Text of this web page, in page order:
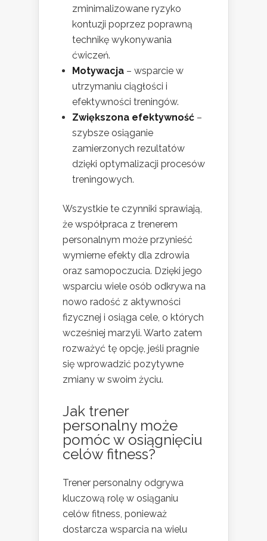
zminimalizowane ryzyko
kontuzji poprzez poprawną
technikę wykonywania
ćwiczeń.
Motywacja – wsparcie w
utrzymaniu ciągłości i
efektywności treningów.
Zwiększona efektywność –
szybsze osiąganie
zamierzonych rezultatów
dzięki optymalizacji procesów
treningowych.
Wszystkie te czynniki sprawiają,
że współpraca z trenerem
personalnym może przynieść
wymierne efekty dla zdrowia
oraz samopoczucia. Dzięki jego
wsparciu wiele osób odkrywa na
nowo radość z aktywności
fizycznej i osiąga cele, o których
wcześniej marzyli. Warto zatem
rozważyć tę opcję, jeśli pragnie
się wprowadzić pozytywne
zmiany w swoim życiu.
Jak trener
personalny może
pomóc w osiągnięciu
celów fitness?
Trener personalny odgrywa
kluczową rolę w osiąganiu
celów fitness, ponieważ
dostarcza wsparcia na wielu